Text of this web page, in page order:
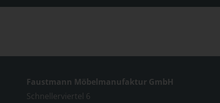
Faustmann Möbelmanufaktur GmbH
Schnellerviertel 6